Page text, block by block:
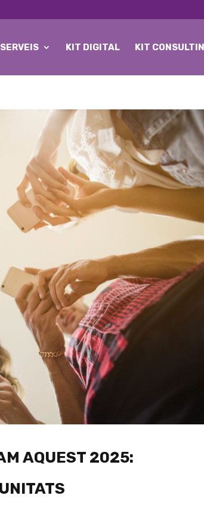
SERVEIS KIT DIGITAL KIT
AQUEST 2025: